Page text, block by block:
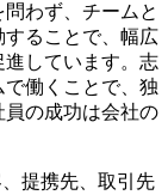
わず、チームと
することで、幅広
しています。志
働くことで、独
員の成功は会社の
提携先、取引先